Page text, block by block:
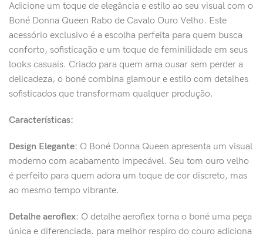
Adicione um toque de elegância e estilo ao seu visual com o
Boné Donna Queen Rabo de Cavalo Ouro Velho. Este
acessório exclusivo é a escolha perfeita para quem busca
conforto, sofisticação e um toque de feminilidade em seus
looks casuais. Criado para quem ama ousar sem perder a
delicadeza, o boné combina glamour e estilo com detalhes
sofisticados que transformam qualquer produção.
Características:
Design Elegante: O Boné Donna Queen apresenta um visual
moderno com acabamento impecável. Seu tom ouro velho
é perfeito para quem adora um toque de cor discreto, mas
ao mesmo tempo vibrante.
Detalhe aeroflex: O detalhe aeroflex torna o boné uma peça
única e diferenciada. para melhor respiro do couro adiciona